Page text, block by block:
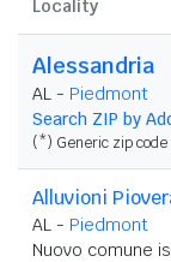
Locality
Alessandria
AL - Piedmont
Search ZIP by
(*) Generic zip code
Alluvioni
AL - Piedmont
Nuovo comune